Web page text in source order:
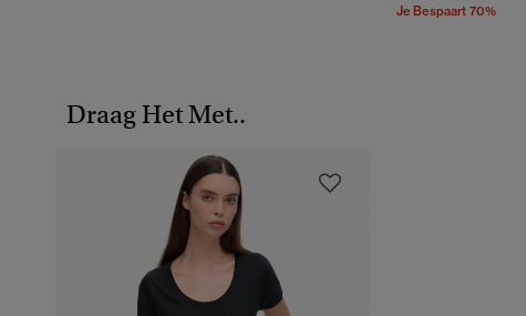
Je Bespaart 70%
Draag Het Met..